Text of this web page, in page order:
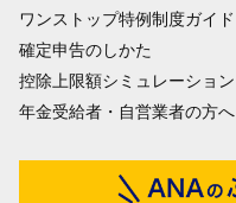
ワンストップ特例制度ガイド
確定申告のしかた
控除上限額シミュレーション
年金受給者・自営業者の方へ